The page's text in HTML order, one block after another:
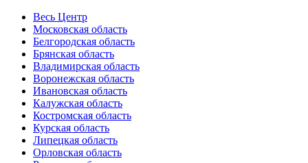
Весь Центр
Московская область
Белгородская область
Брянская область
Владимирская область
Воронежская область
Ивановская область
Калужская область
Костромская область
Курская область
Липецкая область
Орловская область